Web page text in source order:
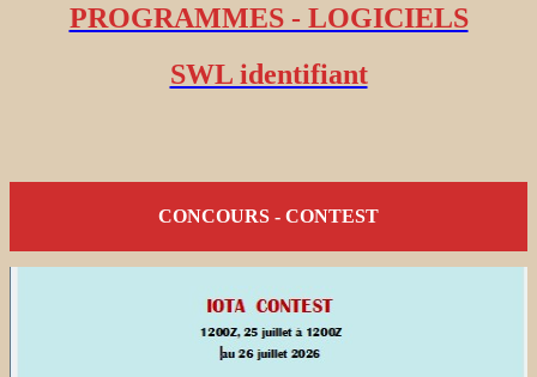
PROGRAMMES - LOGICIELS
SWL identifiant
CONCOURS - CONTEST